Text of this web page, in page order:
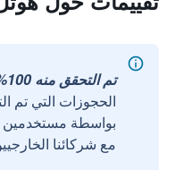
تم التحقق منه 100%
الحجوزات التي تم
مع شركائنا